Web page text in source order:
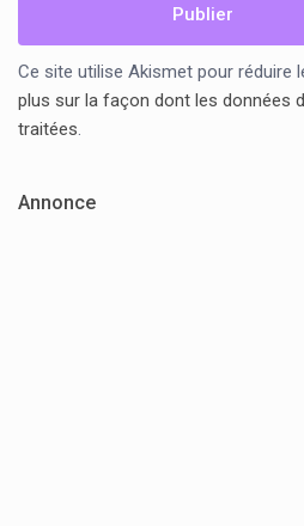
Ce site utilise Akismet pour réduire
plus sur la façon dont les données
traitées.
Annonce